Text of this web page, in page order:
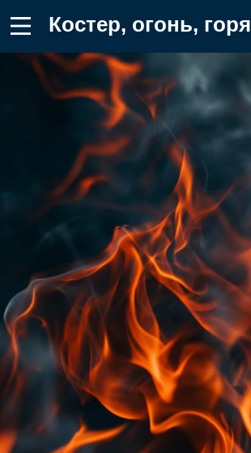
Костер, огонь, горящий, пламя, разные Фон для телефона